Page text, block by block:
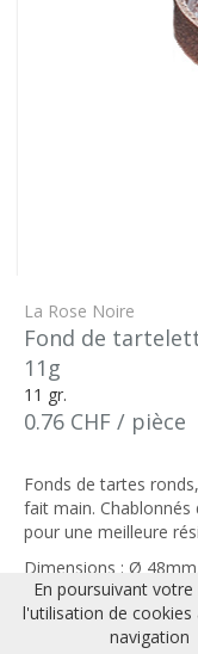
La Rose Noire
Fond de
11g
11 gr.
0.76 CHF / pièce
Fonds de tartes
fait main. Chablonnés
pour une meilleure
Dimensions : Ø
À garnir
En poursuivant
l'utilisation de
navigation